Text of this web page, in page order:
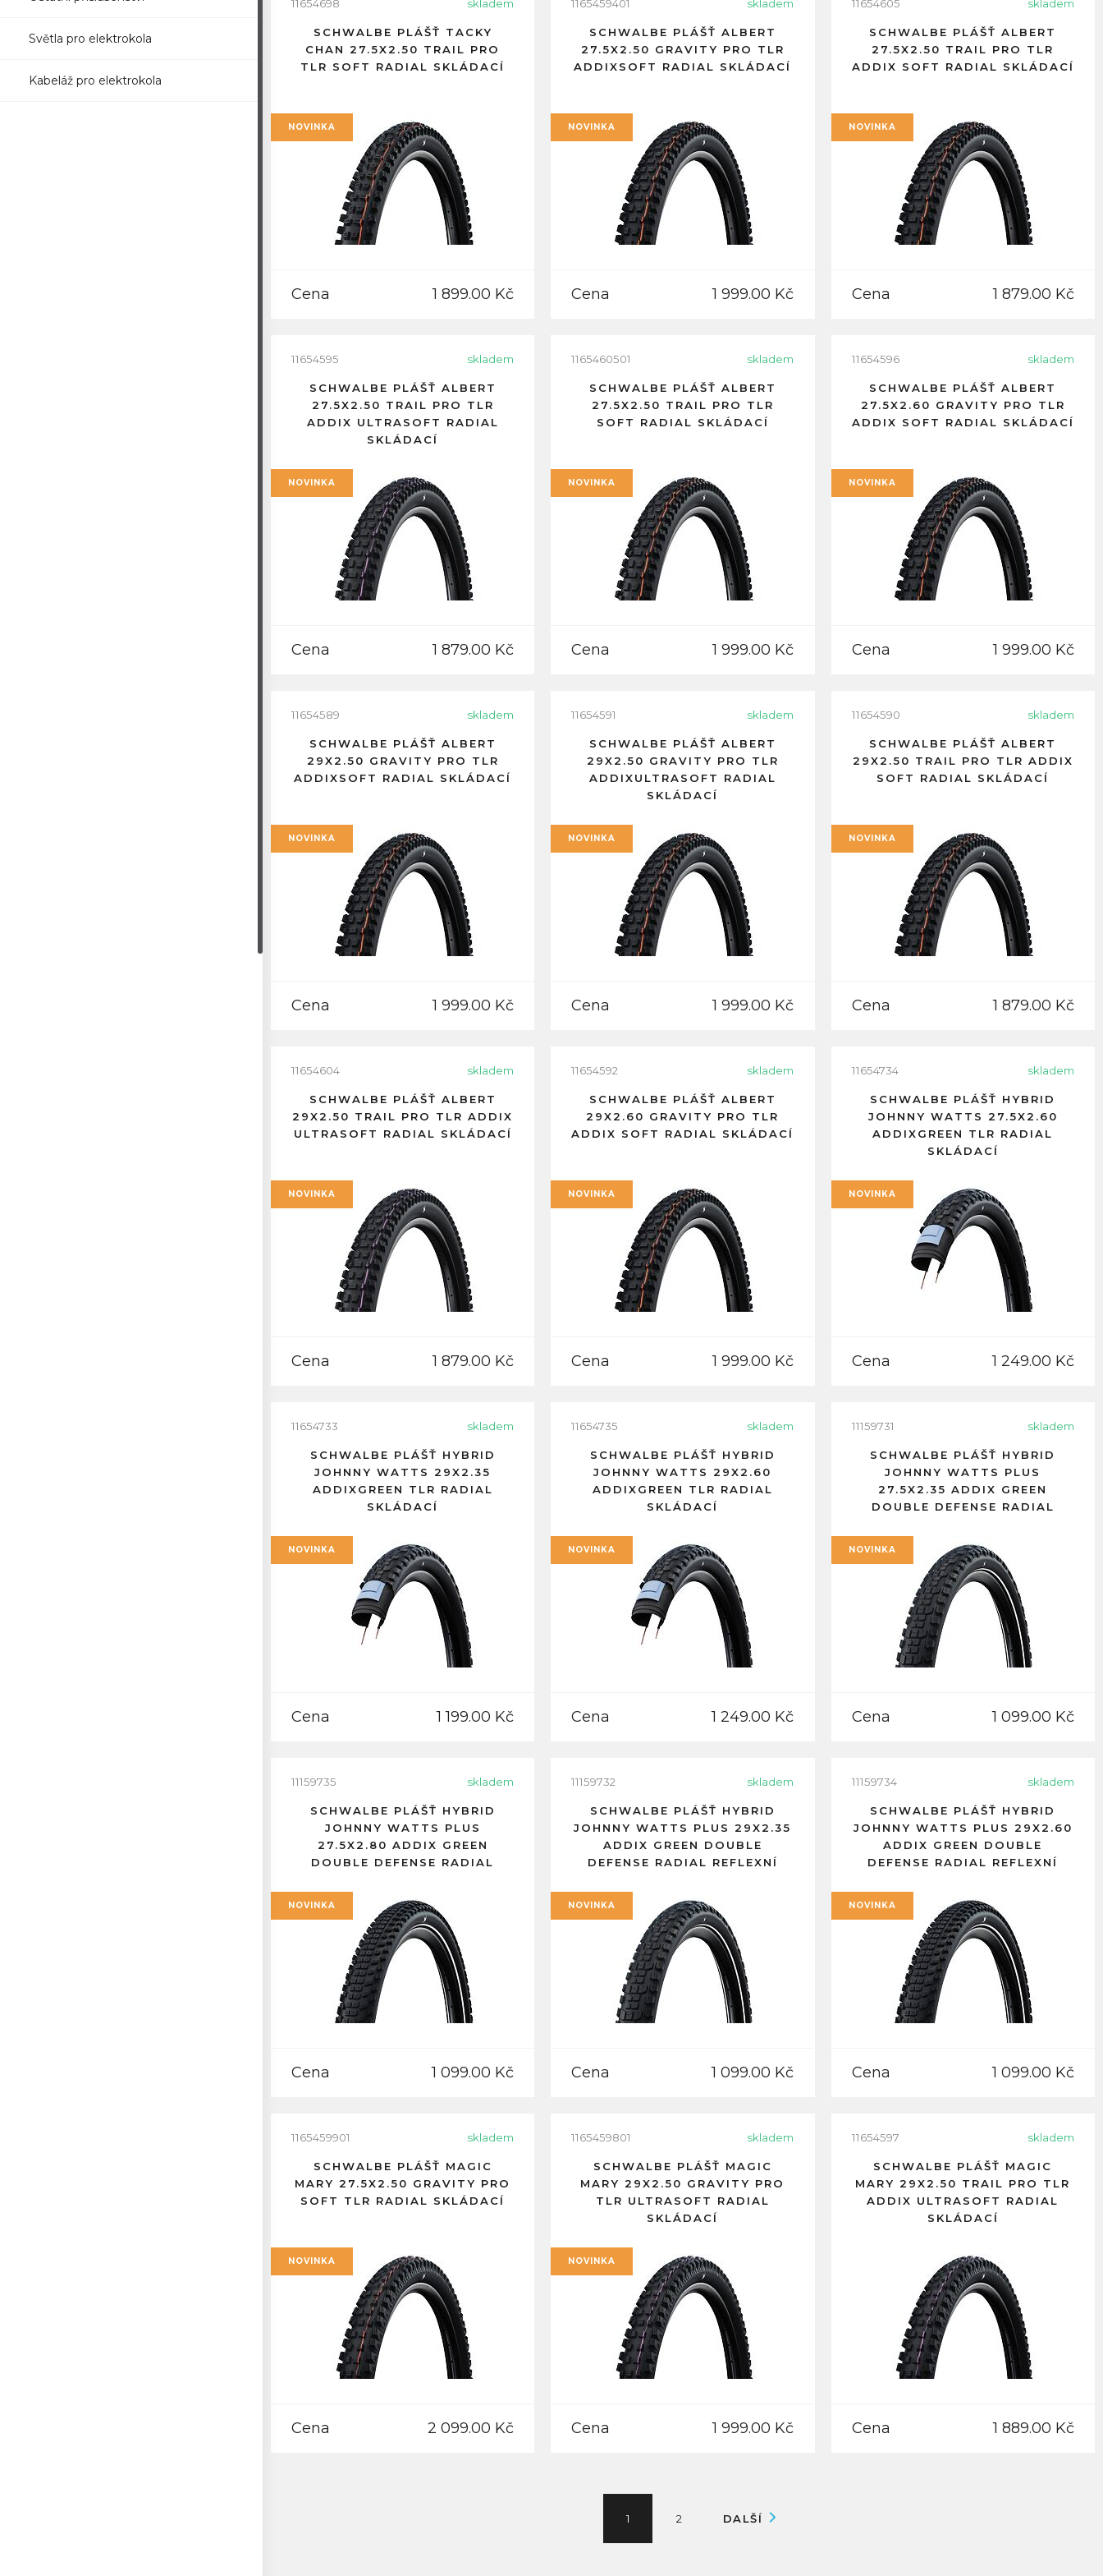
Světla pro elektrokola
Kabeláž pro elektrokola
11654698 skladem
SCHWALBE PLÁŠŤ TACKY
CHAN 27.5X2.50 TRAIL PRO
TLR SOFT RADIAL SKLÁDACÍ
NOVINKA
Cena 1 899.00 Kč
1165459401 skladem
SCHWALBE PLÁŠŤ ALBERT
27.5X2.50 GRAVITY PRO TLR
ADDIXSOFT RADIAL SKLÁDACÍ
NOVINKA
Cena 1 999.00 Kč
11654605 skladem
SCHWALBE PLÁŠŤ ALBERT
27.5X2.50 TRAIL PRO TLR
ADDIX SOFT RADIAL SKLÁDACÍ
NOVINKA
Cena 1 879.00 Kč
11654595 skladem
SCHWALBE PLÁŠŤ ALBERT
27.5X2.50 TRAIL PRO TLR
ADDIX ULTRASOFT RADIAL
SKLÁDACÍ
NOVINKA
Cena 1 879.00 Kč
1165460501 skladem
SCHWALBE PLÁŠŤ ALBERT
27.5X2.50 TRAIL PRO TLR
SOFT RADIAL SKLÁDACÍ
NOVINKA
Cena 1 999.00 Kč
11654596 skladem
SCHWALBE PLÁŠŤ ALBERT
27.5X2.60 GRAVITY PRO TLR
ADDIX SOFT RADIAL SKLÁDACÍ
NOVINKA
Cena 1 999.00 Kč
11654589 skladem
SCHWALBE PLÁŠŤ ALBERT
29X2.50 GRAVITY PRO TLR
ADDIXSOFT RADIAL SKLÁDACÍ
NOVINKA
Cena 1 999.00 Kč
11654591 skladem
SCHWALBE PLÁŠŤ ALBERT
29X2.50 GRAVITY PRO TLR
ADDIXULTRASOFT RADIAL
SKLÁDACÍ
NOVINKA
Cena 1 999.00 Kč
11654590 skladem
SCHWALBE PLÁŠŤ ALBERT
29X2.50 TRAIL PRO TLR ADDIX
SOFT RADIAL SKLÁDACÍ
NOVINKA
Cena 1 879.00 Kč
11654604 skladem
SCHWALBE PLÁŠŤ ALBERT
29X2.50 TRAIL PRO TLR ADDIX
ULTRASOFT RADIAL SKLÁDACÍ
NOVINKA
Cena 1 879.00 Kč
11654592 skladem
SCHWALBE PLÁŠŤ ALBERT
29X2.60 GRAVITY PRO TLR
ADDIX SOFT RADIAL SKLÁDACÍ
NOVINKA
Cena 1 999.00 Kč
11654734 skladem
SCHWALBE PLÁŠŤ HYBRID
JOHNNY WATTS 27.5X2.60
ADDIXGREEN TLR RADIAL
SKLÁDACÍ
NOVINKA
Cena 1 249.00 Kč
11654733 skladem
SCHWALBE PLÁŠŤ HYBRID
JOHNNY WATTS 29X2.35
ADDIXGREEN TLR RADIAL
SKLÁDACÍ
NOVINKA
Cena 1 199.00 Kč
11654735 skladem
SCHWALBE PLÁŠŤ HYBRID
JOHNNY WATTS 29X2.60
ADDIXGREEN TLR RADIAL
SKLÁDACÍ
NOVINKA
Cena 1 249.00 Kč
11159731 skladem
SCHWALBE PLÁŠŤ HYBRID
JOHNNY WATTS PLUS
27.5X2.35 ADDIX GREEN
DOUBLE DEFENSE RADIAL
NOVINKA
Cena 1 099.00 Kč
11159735 skladem
SCHWALBE PLÁŠŤ HYBRID
JOHNNY WATTS PLUS
27.5X2.80 ADDIX GREEN
DOUBLE DEFENSE RADIAL
NOVINKA
Cena 1 099.00 Kč
11159732 skladem
SCHWALBE PLÁŠŤ HYBRID
JOHNNY WATTS PLUS 29X2.35
ADDIX GREEN DOUBLE
DEFENSE RADIAL REFLEXNÍ
NOVINKA
Cena 1 099.00 Kč
11159734 skladem
SCHWALBE PLÁŠŤ HYBRID
JOHNNY WATTS PLUS 29X2.60
ADDIX GREEN DOUBLE
DEFENSE RADIAL REFLEXNÍ
NOVINKA
Cena 1 099.00 Kč
1165459901 skladem
SCHWALBE PLÁŠŤ MAGIC
MARY 27.5X2.50 GRAVITY PRO
SOFT TLR RADIAL SKLÁDACÍ
NOVINKA
Cena 2 099.00 Kč
1165459801 skladem
SCHWALBE PLÁŠŤ MAGIC
MARY 29X2.50 GRAVITY PRO
TLR ULTRASOFT RADIAL
SKLÁDACÍ
NOVINKA
Cena 1 999.00 Kč
11654597 skladem
SCHWALBE PLÁŠŤ MAGIC
MARY 29X2.50 TRAIL PRO TLR
ADDIX ULTRASOFT RADIAL
SKLÁDACÍ
Cena 1 889.00 Kč
1 2 DALŠÍ